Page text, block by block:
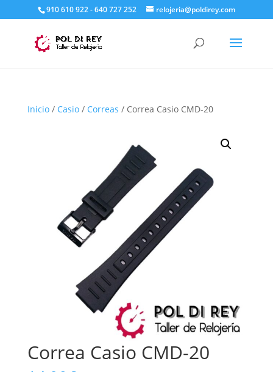
910 610 922 - 640 727 252 relojeria@poldirey.com
Inicio/ Casio/ Correas / Correa Casio CMD-20
Correa Casio CMD-20